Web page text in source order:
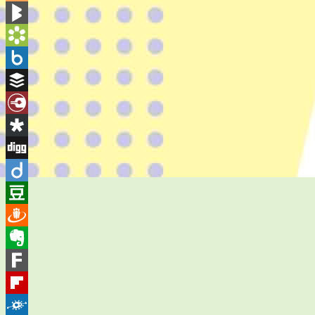
Blogger
BlogMarks
Bookmarks.fr
Box.net
Buffer
Diary.Ru
Diaspora
Digg
Diigo
Douban
Draugiem
Evernote
Fark
Flipboard